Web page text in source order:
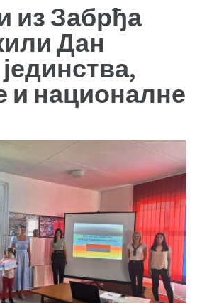
из Забрђа
Дан
и националне